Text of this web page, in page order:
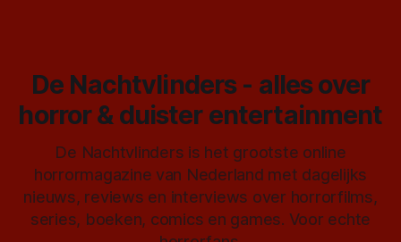
De Nachtvlinders - alles over
horror & duister entertainment
De Nachtvlinders is het grootste online
horrormagazine van Nederland met dagelijks
nieuws, reviews en interviews over horrorfilms,
series, boeken, comics en games. Voor echte